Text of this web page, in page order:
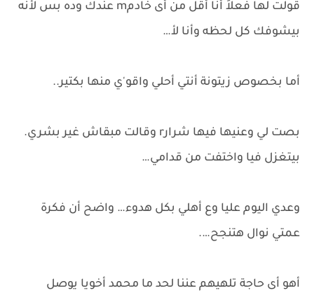
قولت لها فعلاً أنا أقل من أى خادمm عندك وده بس لأنه
بيشوفك كل لحظه وأنا لأ…
أما بخصوص زيتونة أنتي أحلي واقو'ي منها بكتير..
بصت لي وعنيها فيها شرارr وقالت مبقاش غير بشري.
بيتغزل فيا واختفت من قدامي…
وعدي اليوم عليا وع أهلي بكل هدوء… واضح أن فكرة
عمتي نوال هتنجح….
أهو أى حاجة تلهيهم عننا لحد ما محمد أخويا يوصل